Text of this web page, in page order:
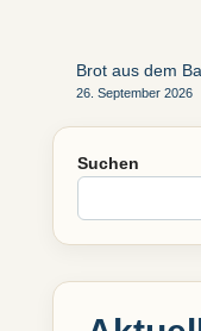
Brot aus dem
26. September 2026
Suchen